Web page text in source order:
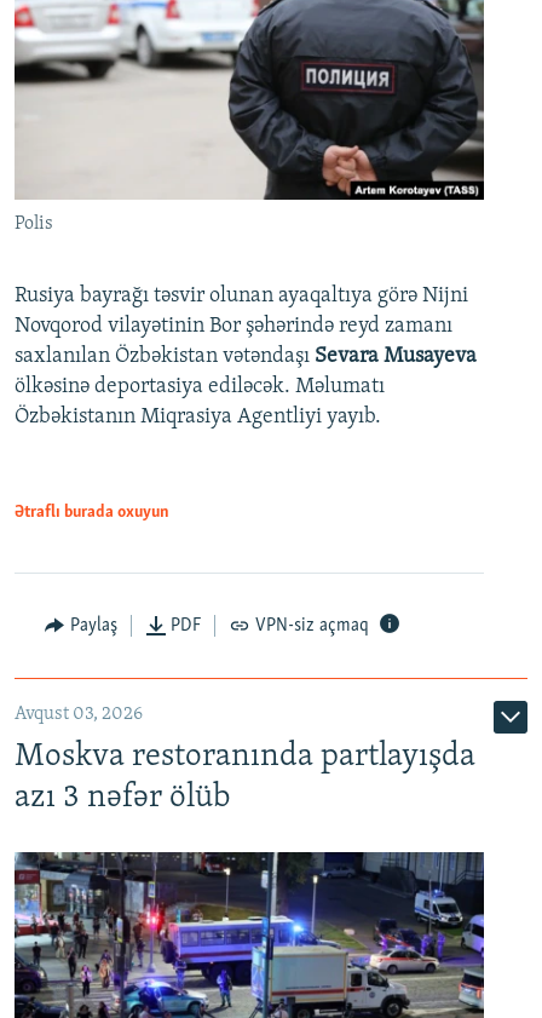
Polis
Rusiya bayrağı təsvir olunan ayaqaltıya görə Nijni
Novqorod vilayətinin Bor şəhərində reyd zamanı
saxlanılan Özbəkistan vətəndaşı Sevara Musayeva
ölkəsinə deportasiya ediləcək. Məlumatı
Özbəkistanın Miqrasiya Agentliyi yayıb.
Ətraflı burada oxuyun
Paylaş PDF VPN-siz açmaq
Avqust 03, 2026
Moskva restoranında partlayışda
azı 3 nəfər ölüb